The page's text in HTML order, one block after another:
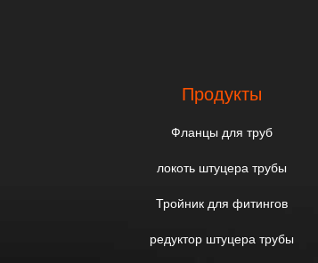
Продукты
Фланцы для труб
локоть штуцера трубы
Тройник для фитингов
редуктор штуцера трубы